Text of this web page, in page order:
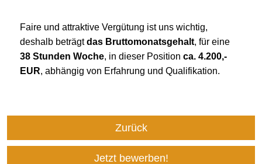
Faire und attraktive Vergütung ist uns wichtig,
deshalb beträgtdas Bruttomonatsgehalt, für eine
38 Stunden Woche, in dieser Position ca. 4.200,-
EUR, abhängig von Erfahrung und Qualifikation.
Zurück
Jetzt bewerben!